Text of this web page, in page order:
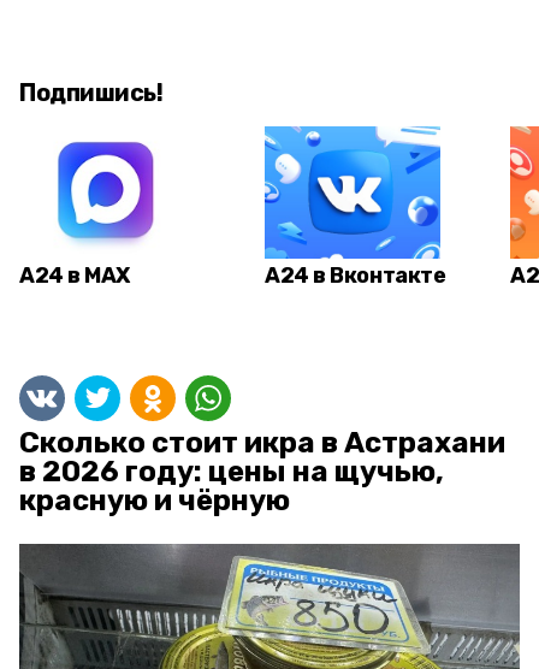
Подпишись!
А24 в MAX А24 в Вконтакте
Сколько стоит икра в Астрахани
в 2026 году: цены на щучью,
красную и чёрную